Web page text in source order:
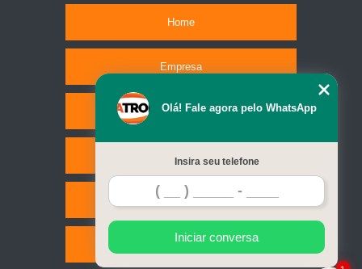
Home
Empresa
Missão
Serviços
Contato
Mapa do site
Olá! Fale agora pelo WhatsApp
Insira seu telefone
Iniciar conversa